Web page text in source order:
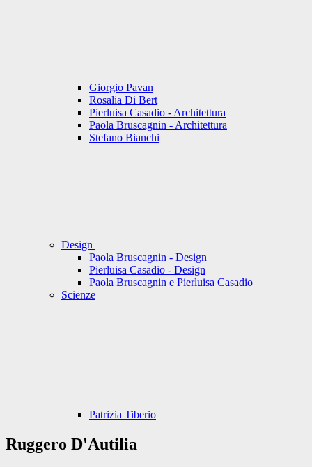
Giorgio Pavan
Rosalia Di Bert
Pierluisa Casadio - Architettura
Paola Bruscagnin - Architettura
Stefano Bianchi
Design
Paola Bruscagnin - Design
Pierluisa Casadio - Design
Paola Bruscagnin e Pierluisa Casadio
Scienze
Patrizia Tiberio
Ruggero D'Autilia